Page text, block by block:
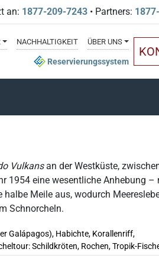
an: 1877-209-7243 • Partners:
NACHHALTIGKEIT ÜBER UNS
Reservierungssystem
Vulkansan der Westküste,
1954 eine wesentliche Anhebung –
Meile aus, wodurch
Schnorcheln.
Galápagos), Habichte, Korallenriff,
Schildkröten, Rochen, Tropik-